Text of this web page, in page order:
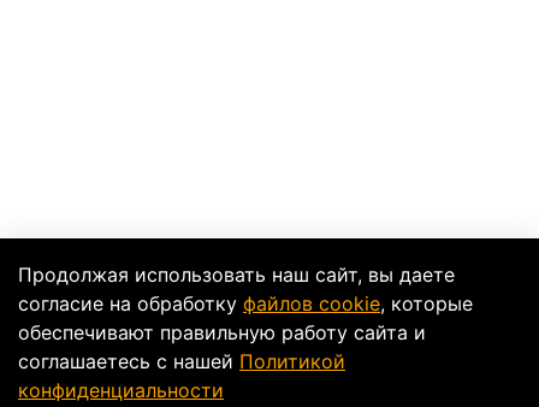
Продолжая использовать наш сайт, вы даете
согласие на обработку файлов cookie, которые
обеспечивают правильную работу сайта и
соглашаетесь с нашей Политикой
конфиденциальности